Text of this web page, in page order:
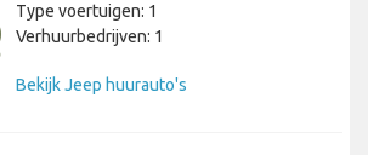
Type voertuigen: 1
Verhuurbedrijven: 1
Bekijk Jeep huurauto's